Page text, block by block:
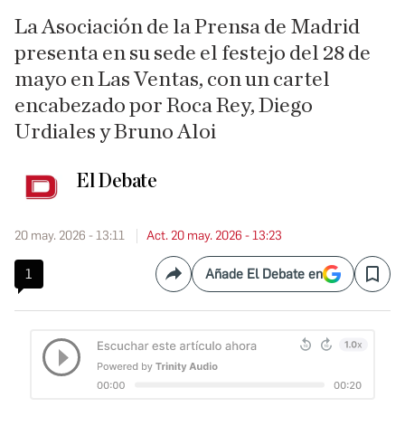
La Asociación de la Prensa de Madrid
presenta en su sede el festejo del 28 de
mayo en Las Ventas, con un cartel
encabezado por Roca Rey, Diego
Urdiales y Bruno Aloi
El Debate
20 may. 2026 - 13:11 Act. 20 may. 2026 - 13:23
1 CompartirAñade El Debate en Save